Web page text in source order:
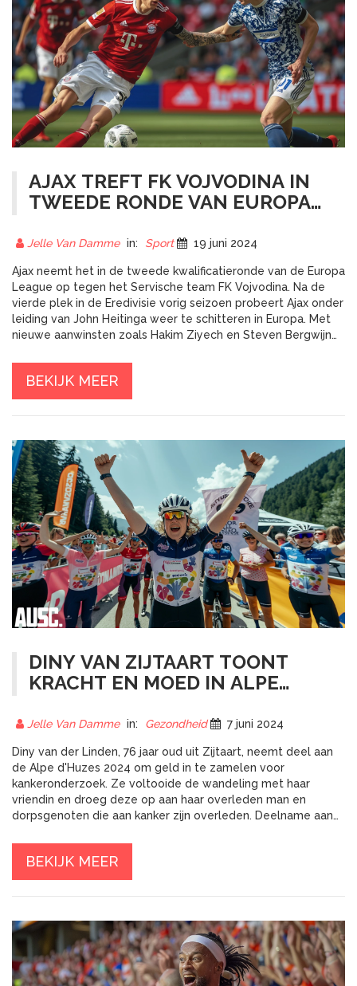
AJAX TREFT FK VOJVODINA IN
TWEEDE RONDE VAN EUROPA
Jelle Van Damme in: Sport 19 juni 2024
Ajax neemt het in de tweede kwalificatieronde van de Europa
League op tegen het Servische team FK Vojvodina. Na de
vierde plek in de Eredivisie vorig seizoen probeert Ajax onder
leiding van John Heitinga weer te schitteren in Europa. Met
nieuwe aanwinsten zoals Hakim Ziyech en Steven Bergwijn
BEKIJK MEER
DINY VAN ZIJTAART TOONT
KRACHT EN MOED IN ALPE
Jelle Van Damme in: Gezondheid 7 juni 2024
Diny van der Linden, 76 jaar oud uit Zijtaart, neemt deel aan
de Alpe d'Huzes 2024 om geld in te zamelen voor
kankeronderzoek. Ze voltooide de wandeling met haar
vriendin en droeg deze op aan haar overleden man en
dorpsgenoten die aan kanker zijn overleden. Deelname aan
mensen die momenteel vechten tegen de ziekte.
BEKIJK MEER